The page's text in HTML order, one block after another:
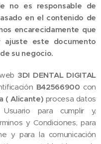
no es responsable de
en el contenido de
encarecidamente que
ajuste este documento
su negocio.
3DI DENTAL DIGITAL
B42566900 con
( Alicante) procesa datos
para cumplir y,
y Condiciones, para
y para la comunicación